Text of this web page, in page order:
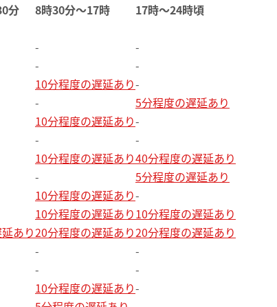
分 8時30分～17時
17時～24時頃
-
-
-
-
10分程度の遅延あり-
-
5分程度の遅延あり
10分程度の遅延あり-
-
-
10分程度の遅延あり40分程度の遅延あり
-
5分程度の遅延あり
10分程度の遅延あり-
10分程度の遅延あり10分程度の遅延あり
あり20分程度の遅延あり20分程度の遅延あり
-
-
-
-
10分程度の遅延あり-